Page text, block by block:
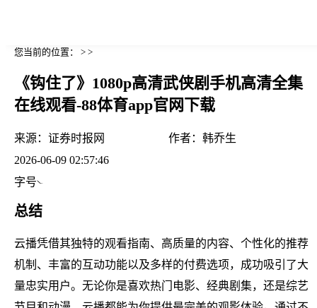
您当前的位置： > >
《钩住了》1080p高清武侠剧手机高清全集
在线观看-88体育app官网下载
来源： 证券时报网 作者： 韩乔生
2026-06-09 02:57:46
字号
总结
云播凭借其独特的观看指南、高质量的内容、个性化的推荐
机制、丰富的互动功能以及多样的付费选项，成功吸引了大
量忠实用户。无论你是喜欢热门电影、经典剧集，还是综艺